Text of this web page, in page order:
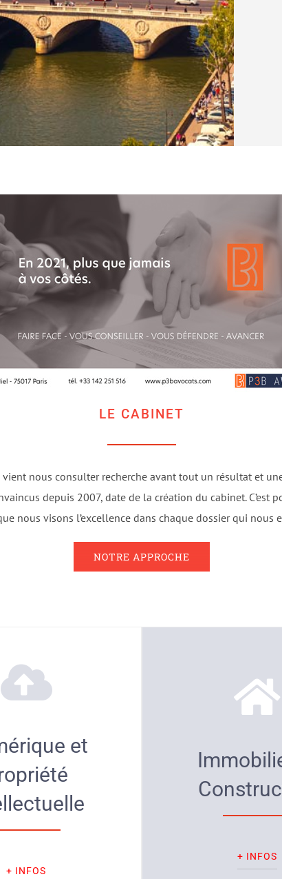
LE CABINET
nous consulter recherche avant tout un résultat et
depuis 2007, date de la création du cabinet. C’est
nous visons l’excellence dans chaque dossier qui nous
NOTRE APPROCHE
et
+ INFOS
+ INFOS